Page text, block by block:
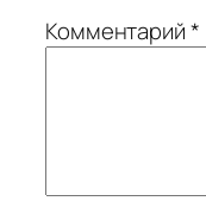
Комментарий*